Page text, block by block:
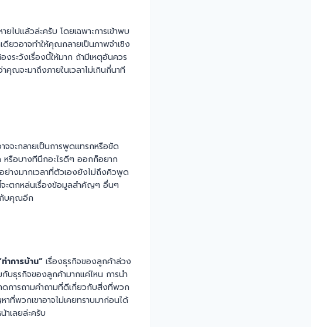
ไปแล้วล่ะครับ โดยเฉพาะการเข้าพบ
ยวอาจทำให้คุณกลายเป็นภาพจำเชิง
ะวังเรื่องนี้ให้มาก ถ้ามีเหตุอันควร
ณจะมาถึงภายในเวลาไม่เกินกี่นาที
จะกลายเป็นการพูดแทรกหรือขัด
หรือบางทีนึกอะไรดีๆ ออกก็อยาก
างมากเวลาที่ตัวเองยังไม่ถึงคิวพูด
ะตกหล่นเรื่องข้อมูลสำคัญๆ อื่นๆ
กับคุณอีก
ทำการบ้าน” เรื่องธุรกิจของลูกค้าล่วง
กับธุรกิจของลูกค้ามากแค่ไหน การนำ
ดการถามคำถามที่ดีเกี่ยวกับสิ่งที่พวก
ที่พวกเขาอาจไม่เคยทราบมาก่อนได้
าเลยล่ะครับ